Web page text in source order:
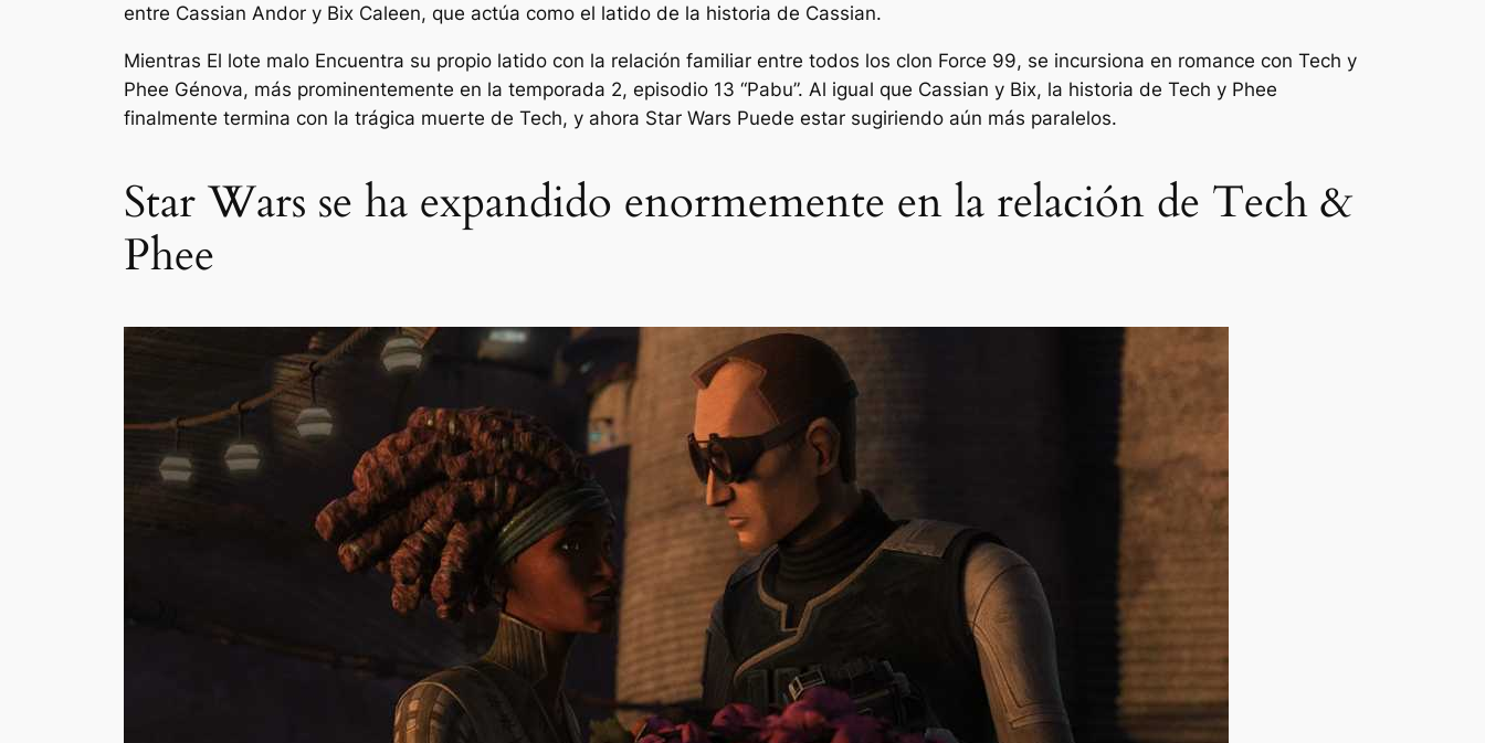
entre Cassian Andor y Bix Caleen, que actúa como el latido de la historia de Cassian.
Mientras El lote malo Encuentra su propio latido con la relación familiar entre todos los clon Force 99, se incursiona en romance con Tech y
Phee Génova, más prominentemente en la temporada 2, episodio 13 “Pabu”. Al igual que Cassian y Bix, la historia de Tech y Phee
finalmente termina con la trágica muerte de Tech, y ahora Star Wars Puede estar sugiriendo aún más paralelos.
Star Wars se ha expandido enormemente en la relación de Tech &
Phee